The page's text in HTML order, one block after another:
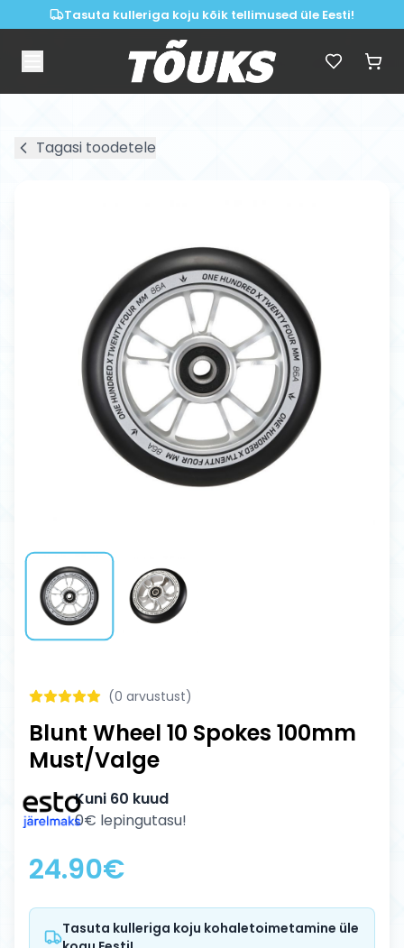
Tasuta kulleriga koju kõik tellimused üle Eesti!
Tagasi toodetele
(0 arvustust)
Blunt Wheel 10 Spokes 100mm
Must/Valge
Kuni 60 kuud
0€ lepingutasu!
24.90€
Tasuta kulleriga koju kohaletoimetamine üle